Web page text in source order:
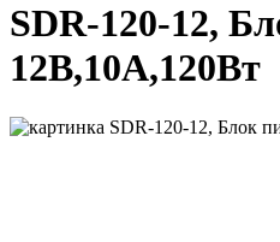
SDR-120-12,
12В,10А,120Вт